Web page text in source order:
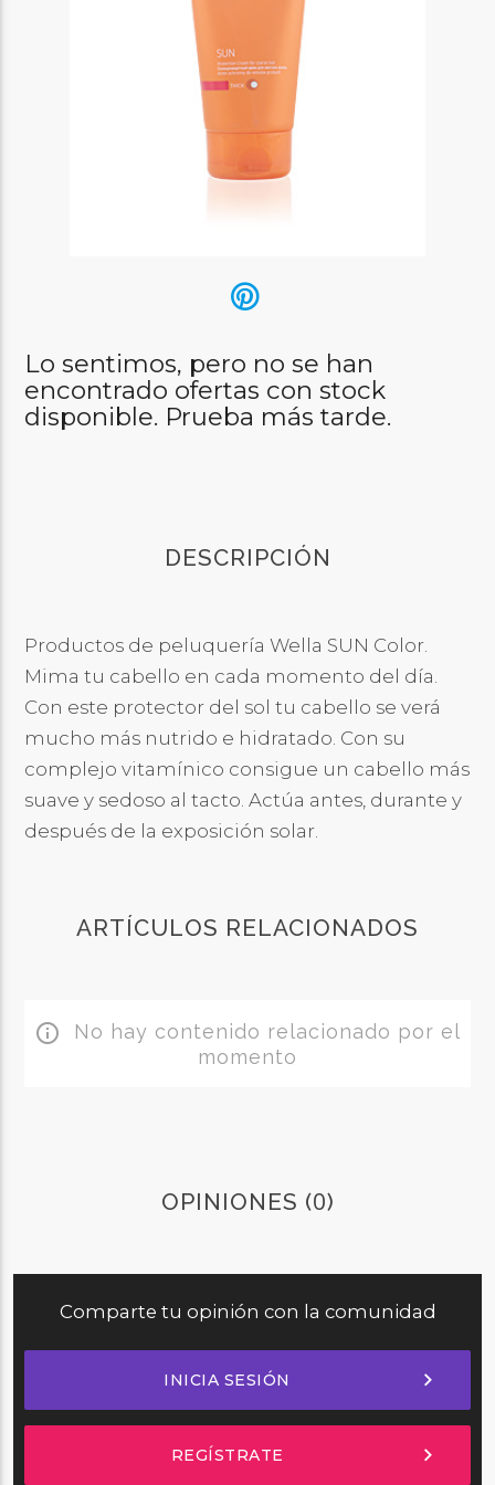
Lo sentimos, pero no se han
encontrado ofertas con stock
disponible. Prueba más tarde.
DESCRIPCIÓN
Productos de peluquería Wella SUN Color.
Mima tu cabello en cada momento del día.
Con este protector del sol tu cabello se verá
mucho más nutrido e hidratado. Con su
complejo vitamínico consigue un cabello más
suave y sedoso al tacto. Actúa antes, durante y
después de la exposición solar.
ARTÍCULOS RELACIONADOS
info_outline No hay contenido relacionado por el
momento
OPINIONES (0)
Comparte tu opinión con la comunidad
INICIA SESIÓN chevron_right
REGÍSTRATE chevron_right